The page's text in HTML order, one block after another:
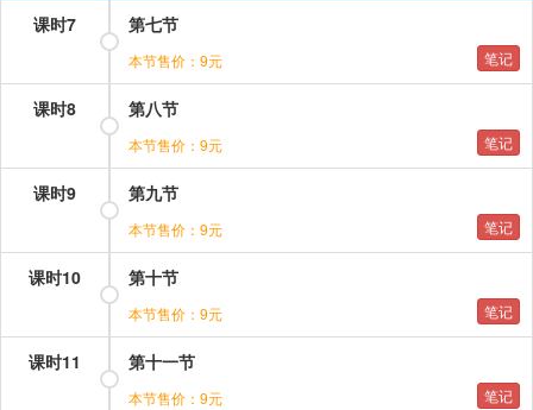
课时7 第七节
本节售价：9元 笔记
课时8 第八节
本节售价：9元 笔记
课时9 第九节
本节售价：9元 笔记
课时10 第十节
本节售价：9元 笔记
课时11 第十一节
本节售价：9元 笔记